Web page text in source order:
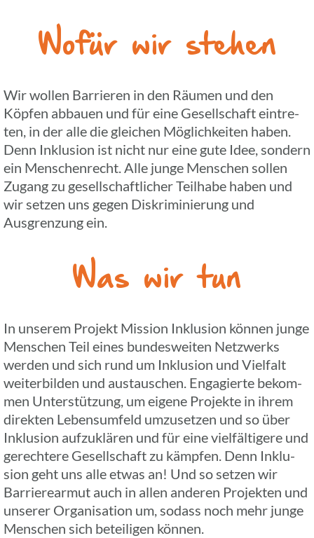
Wofür wir stehen
Wir wollen Barrie­ren in den Räumen und den
Köpfen abbauen und für eine Gesell­schaft eintre­
ten, in der alle die glei­chen Möglich­kei­ten haben.
Denn Inklu­sion ist nicht nur eine gute Idee, sondern
ein Menschen­recht. Alle junge Menschen sollen
Zugang zu gesell­schaft­li­cher Teil­habe haben und
wir setzen uns gegen Diskri­mi­nie­rung und
Ausgren­zung ein.
Was wir tun
In unserem Projekt Mission Inklu­sion können junge
Menschen Teil eines bundes­wei­ten Netz­werks
werden und sich rund um Inklu­sion und Viel­falt
weiter­bil­den und austau­schen. Enga­gierte bekom­
men Unter­stüt­zung, um eigene Projekte in ihrem
direk­ten Lebens­um­feld umzu­set­zen und so über
Inklu­sion aufzu­klä­ren und für eine viel­fäl­ti­gere und
gerech­tere Gesell­schaft zu kämpfen. Denn Inklu­
sion geht uns alle etwas an! Und so setzen wir
Barrie­re­ar­mut auch in allen anderen Projek­ten und
unserer Orga­ni­sa­tion um, sodass noch mehr junge
Menschen sich betei­li­gen können.